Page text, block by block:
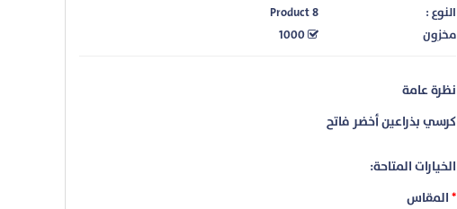
النوع :
مخزون
نظرة عامة
كرسي بذراعين أخضر فاتح
الخيارات المتاحة:
المقاس